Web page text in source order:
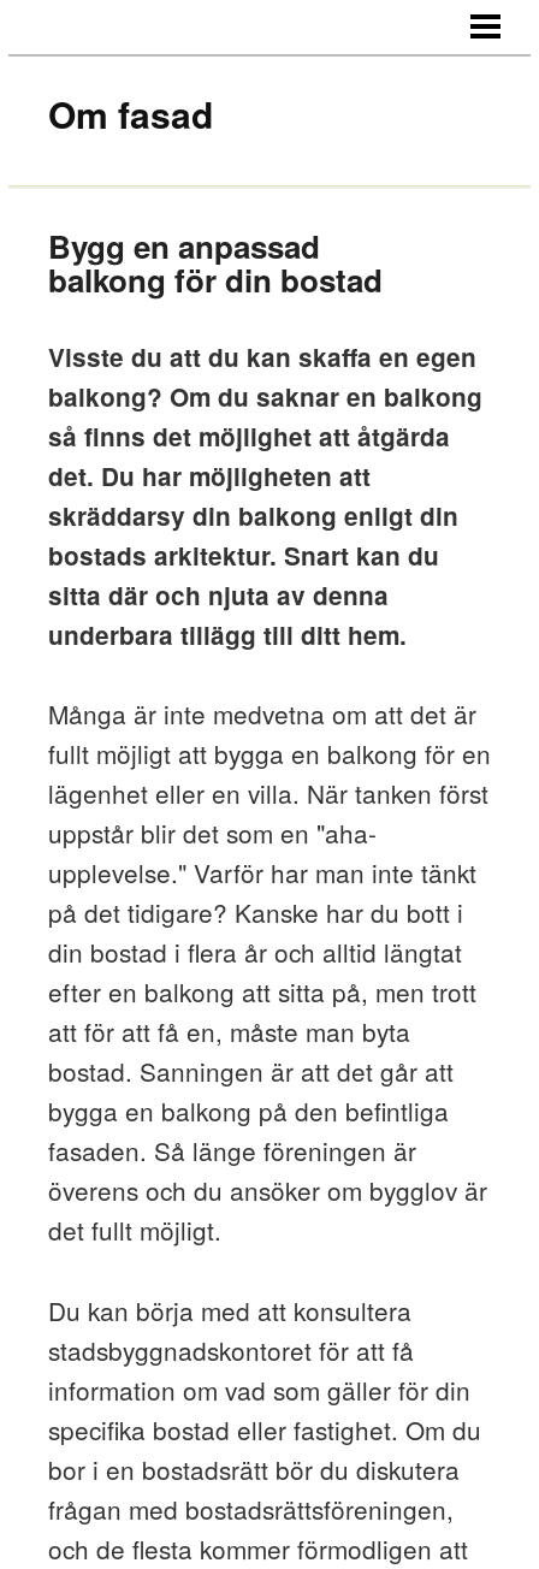
KONTAKT
Om fasad
Bygg en anpassad
balkong för din bostad
Visste du att du kan skaffa en egen
balkong? Om du saknar en balkong
så finns det möjlighet att åtgärda
det. Du har möjligheten att
skräddarsy din balkong enligt din
bostads arkitektur. Snart kan du
sitta där och njuta av denna
underbara tillägg till ditt hem.
Många är inte medvetna om att det är
fullt möjligt att bygga en balkong för en
lägenhet eller en villa. När tanken först
uppstår blir det som en "aha-
upplevelse." Varför har man inte tänkt
på det tidigare? Kanske har du bott i
din bostad i flera år och alltid längtat
efter en balkong att sitta på, men trott
att för att få en, måste man byta
bostad. Sanningen är att det går att
bygga en balkong på den befintliga
fasaden. Så länge föreningen är
överens och du ansöker om bygglov är
det fullt möjligt.
Du kan börja med att konsultera
stadsbyggnadskontoret för att få
information om vad som gäller för din
specifika bostad eller fastighet. Om du
bor i en bostadsrätt bör du diskutera
frågan med bostadsrättsföreningen,
och de flesta kommer förmodligen att